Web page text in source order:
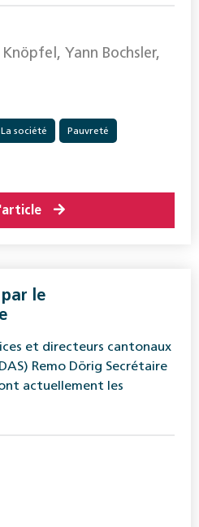
Yann Bochsler,
La société Pauvreté
le
et directeurs cantonaux
Remo Dörig Secrétaire
actuellement les